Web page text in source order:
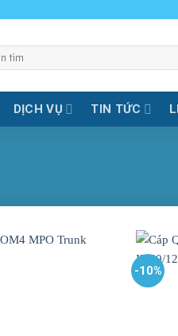
DỊCH VỤ TIN TỨC
-10%